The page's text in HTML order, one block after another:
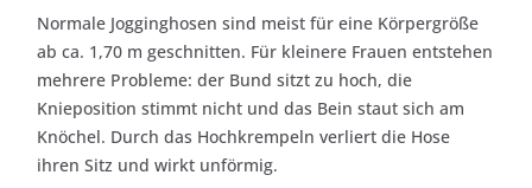
Normale Jogginghosen sind meist für eine Körpergröße
ab ca. 1,70 m geschnitten. Für kleinere Frauen entstehen
mehrere Probleme: der Bund sitzt zu hoch, die
Knieposition stimmt nicht und das Bein staut sich am
Knöchel. Durch das Hochkrempeln verliert die Hose
ihren Sitz und wirkt unförmig.